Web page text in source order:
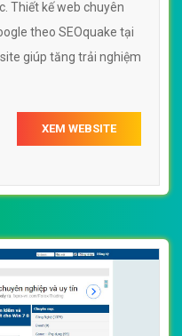
Thiết kế web chuyên
theo SEOquake tại
giúp tăng trải nghiệm
XEM WEBSITE